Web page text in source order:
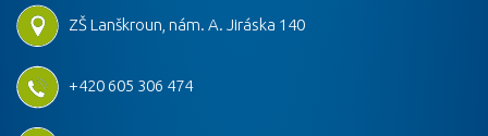
ZŠ Lanškroun, nám. A. Jiráska 140
+420 605 306 474